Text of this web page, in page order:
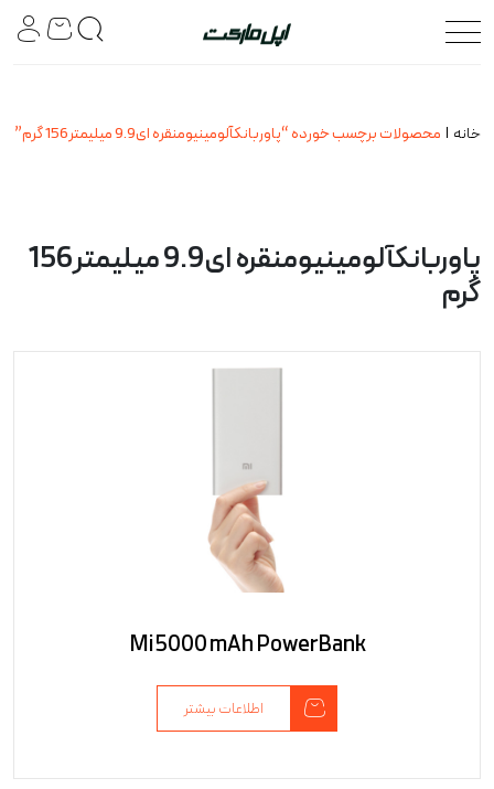
خانه محصولات برچسب خورده “پاوربانکآلومینیومنقره ای9.9 میلیمتر156 گرم”
پاوربانکآلومینیومنقره ای9.9 میلیمتر156
گرم
Mi 5000 mAh PowerBank
اطلاعات بیشتر